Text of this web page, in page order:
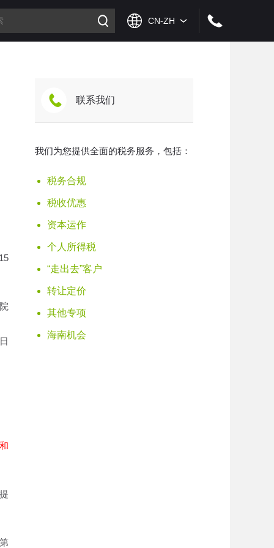
联系我们
我们为您提供全面的税务服务，包括：
税务合规
税收优惠
资本运作
个人所得税
“走出去”客户
转让定价
其他专项
海南机会